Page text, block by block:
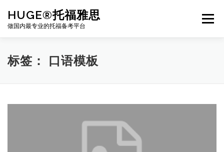
content
HUGE®托福雅思
做国内最专业的托福备考平台
Menu
TOEFL课程｜其他课程
托福题库登陆
标签： 口语模板